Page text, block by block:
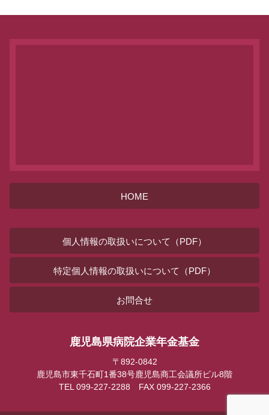
HOME
個人情報の取扱いについて（PDF）
特定個人情報の取扱いについて（PDF）
お問合せ
鹿児島県病院企業年金基金
〒892-0842
鹿児島市東千石町1番38号鹿児島商工会議所ビル8階
TEL 099-227-2288 FAX 099-227-2366